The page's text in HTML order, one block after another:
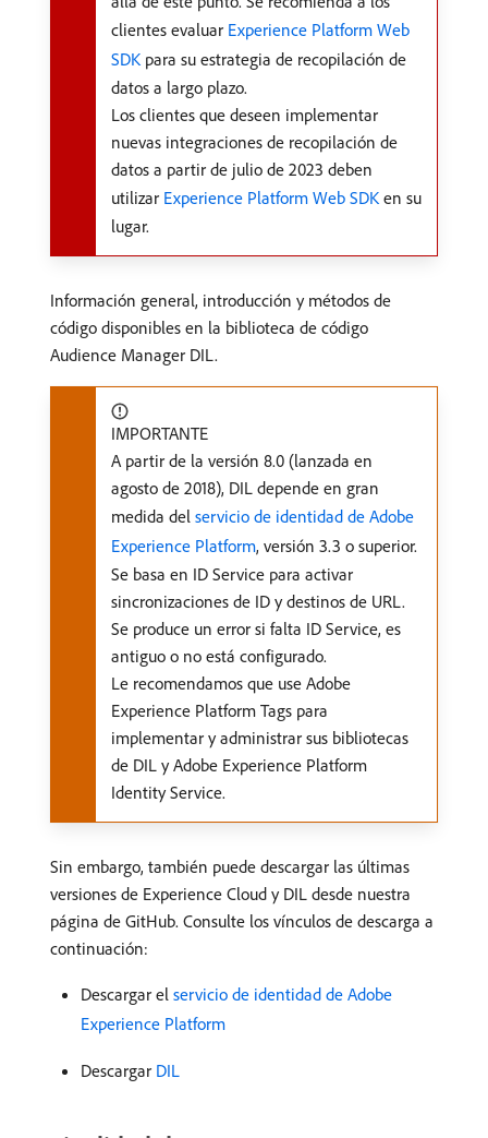
clientes evaluar Experience Platform Web
SDK para su estrategia de recopilación de
datos a largo plazo.
Los clientes que deseen implementar
nuevas integraciones de recopilación de
datos a partir de julio de 2023 deben
utilizar Experience Platform Web SDK en su
lugar.
Información general, introducción y métodos de
código disponibles en la biblioteca de código
Audience Manager DIL.
IMPORTANTE
A partir de la versión 8.0 (lanzada en
agosto de 2018), DIL depende en gran
medida del servicio de identidad de Adobe
Experience Platform, versión 3.3 o superior.
Se basa en ID Service para activar
sincronizaciones de ID y destinos de URL.
Se produce un error si falta ID Service, es
antiguo o no está configurado.
Le recomendamos que use Adobe
Experience Platform Tags para
implementar y administrar sus bibliotecas
de DIL y Adobe Experience Platform
Identity Service.
Sin embargo, también puede descargar las últimas
versiones de Experience Cloud y DIL desde nuestra
página de GitHub. Consulte los vínculos de descarga a
continuación:
Descargar el servicio de identidad de Adobe
Experience Platform
Descargar DIL